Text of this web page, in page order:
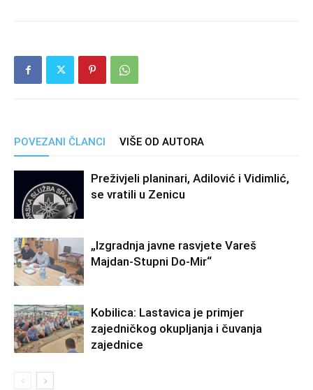
POVEZANI ČLANCI VIŠE OD AUTORA
Preživjeli planinari, Adilović i Vidimlić,
se vratili u Zenicu
„Izgradnja javne rasvjete Vareš
Majdan-Stupni Do-Mir“
Kobilica: Lastavica je primjer
zajedničkog okupljanja i čuvanja
zajednice